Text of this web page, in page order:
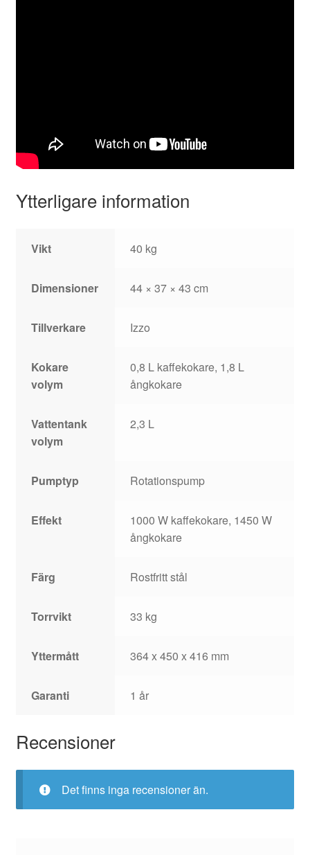
Ytterligare information
Vikt 40 kg
Dimensioner 44 × 37 × 43 cm
Tillverkare Izzo
Kokare
volym
0,8 L kaffekokare, 1,8 L
ångkokare
Vattentank
volym
2,3 L
Pumptyp Rotationspump
Effekt
1000 W kaffekokare, 1450 W
ångkokare
Färg Rostfritt stål
Torrvikt 33 kg
Yttermått 364 x 450 x 416 mm
Garanti 1 år
Recensioner
Det finns inga recensioner än.